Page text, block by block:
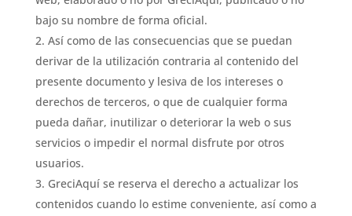
bajo su nombre de forma oficial.
Así como de las consecuencias que se puedan
derivar de la utilización contraria al contenido del
presente documento y lesiva de los intereses o
derechos de terceros, o que de cualquier forma
pueda dañar, inutilizar o deteriorar la web o sus
servicios o impedir el normal disfrute por otros
usuarios.
GreciAquí se reserva el derecho a actualizar los
contenidos cuando lo estime conveniente, así como a